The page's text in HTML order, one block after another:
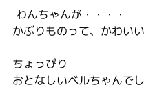
わんちゃんが・・・・
かぶりものって、かわいい
ちょっぴり
おとなしいベルちゃんでし